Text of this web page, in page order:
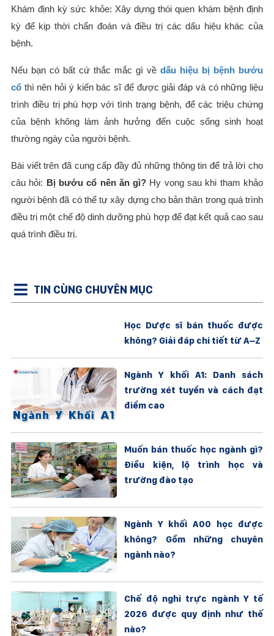
Khám định kỳ sức khỏe: Xây dựng thói quen khám bệnh định
kỳ để kịp thời chẩn đoán và điều trị các dấu hiệu khác của
bệnh.
Nếu bạn có bất cứ thắc mắc gì vềdấu hiệu bị bệnh bướu
cổ thì nên hỏi ý kiến bác sĩ để được giải đáp và có những liệu
trình điều trị phù hợp với tình trạng bệnh, để các triệu chứng
của bệnh không làm ảnh hưởng đến cuộc sống sinh hoạt
thường ngày của người bệnh.
Bài viết trên đã cung cấp đầy đủ những thông tin để trả lời cho
câu hỏi: Bị bướu cổ nên ăn gì? Hy vọng sau khi tham khảo
người bệnh đã có thể tự xây dựng cho bản thân trong quá trình
điều trị một chế độ dinh dưỡng phù hợp để đạt kết quả cao sau
quá trình điều trị.
TIN CÙNG CHUYÊN MỤC
Học Dược sĩ bán thuốc được
không? Giải đáp chi tiết từ A–Z
Ngành Y khối A1: Danh sách
trường xét tuyển và cách đạt
điểm cao
Muốn bán thuốc học ngành gì?
Điều kiện, lộ trình học và
trường đào tạo
Ngành Y khối A00 học được
không? Gồm những chuyên
ngành nào?
Chế độ nghỉ trực ngành Y tế
2026 được quy định như thế
nào?